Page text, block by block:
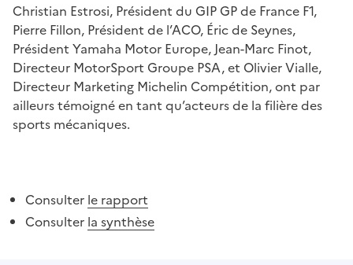
Christian Estrosi, Président du GIP GP de France F1,
Pierre Fillon, Président de l’ACO, Éric de Seynes,
Président Yamaha Motor Europe, Jean-Marc Finot,
Directeur MotorSport Groupe PSA, et Olivier Vialle,
Directeur Marketing Michelin Compétition, ont par
ailleurs témoigné en tant qu’acteurs de la filière des
sports mécaniques.
Consulter le rapport
Consulter la synthèse